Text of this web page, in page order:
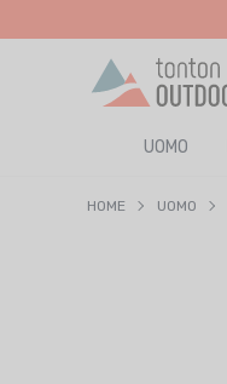
content
UOMO
HOME UOMO